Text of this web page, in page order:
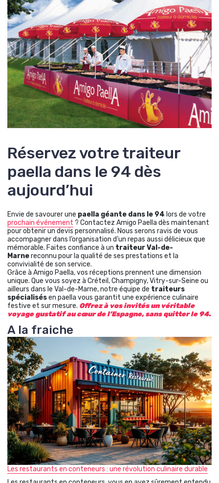
Réservez votre traiteur
paella dans le 94 dès
aujourd’hui
Envie de savourer une paella géante dans le 94 lors de votre
prochain événement ? Contactez Amigo Paella dès maintenant
pour obtenir un devis personnalisé. Nous serons ravis de vous
accompagner dans l’organisation d’un repas aussi délicieux que
mémorable. Faites confiance à un traiteur Val-de-
Marnereconnu pour la qualité de ses prestations et la
convivialité de son service.
Grâce à Amigo Paella, vos réceptions prennent une dimension
unique. Que vous soyez à Créteil, Champigny, Vitry-sur-Seine ou
ailleurs dans le Val-de-Marne, notre équipe de traiteurs
spécialisésen paella vous garantit une expérience culinaire
festive et sur mesure. Offrez à vos invités un véritable
voyage gustatif au cœur de l’Espagne, sans quitter le 94.
A la fraiche
Les restaurants en conteneurs : une révolution culinaire durable